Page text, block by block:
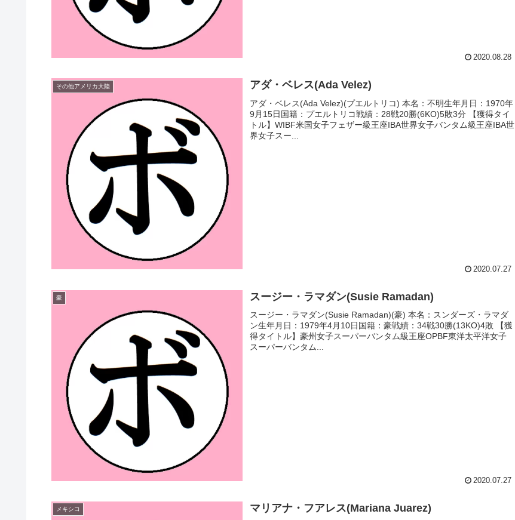
2020.08.28
その他アメリカ大陸 アダ・ベレス(Ada Velez)
アダ・ベレス(Ada Velez)(プエルトリコ) 本名：不明生年月日：1970年
9月15日国籍：プエルトリコ戦績：28戦20勝(6KO)5敗3分 【獲得タイ
トル】WIBF米国女子フェザー級王座IBA世界女子バンタム級王座IBA世
界女子スー...
2020.07.27
豪 スージー・ラマダン(Susie Ramadan)
スージー・ラマダン(Susie Ramadan)(豪) 本名：スンダーズ・ラマダ
ン生年月日：1979年4月10日国籍：豪戦績：34戦30勝(13KO)4敗 【獲
得タイトル】豪州女子スーパーバンタム級王座OPBF東洋太平洋女子
スーパーバンタム...
2020.07.27
メキシコ マリアナ・フアレス(Mariana Juarez)